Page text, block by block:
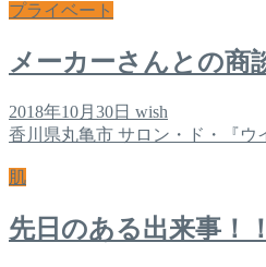
プライベート
メーカーさんとの商
2018年10月30日 wish
香川県丸亀市 サロン・ド・『
肌
先日のある出来事！！